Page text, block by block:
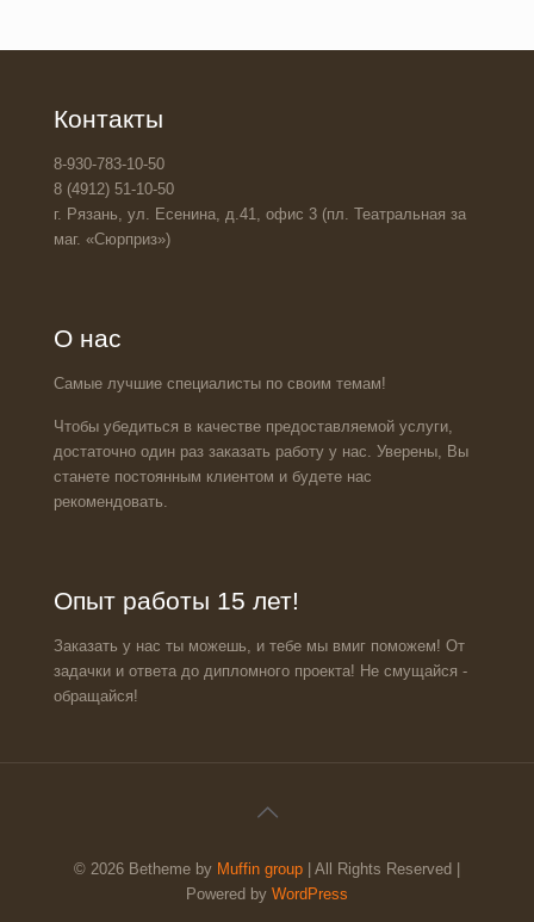
Контакты
8-930-783-10-50
8 (4912) 51-10-50
г. Рязань, ул. Есенина, д.41, офис 3 (пл. Театральная за
маг. «Сюрприз»)
О нас
Самые лучшие специалисты по своим темам!
Чтобы убедиться в качестве предоставляемой услуги,
достаточно один раз заказать работу у нас. Уверены, Вы
станете постоянным клиентом и будете нас
рекомендовать.
Опыт работы 15 лет!
Заказать у нас ты можешь, и тебе мы вмиг поможем! От
задачки и ответа до дипломного проекта! Не смущайся -
обращайся!
© 2026 Betheme by Muffin group | All Rights Reserved |
Powered by WordPress